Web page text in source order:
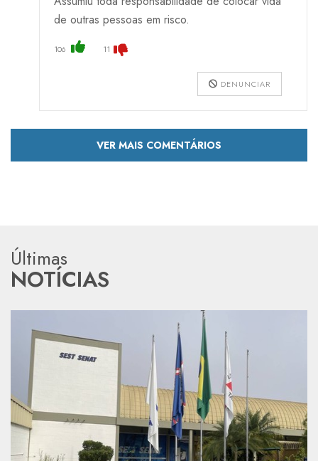
de outras pessoas em risco.
106 11
DENUNCIAR
VER MAIS COMENTÁRIOS
Últimas
NOTÍCIAS